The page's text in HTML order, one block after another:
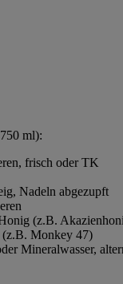
ml):
frisch oder TK
Nadeln abgezupft
(z.B.
Monkey 47)
Mineralwasser,